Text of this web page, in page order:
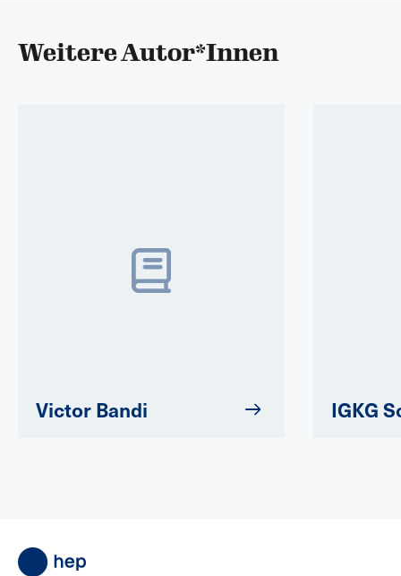
Weitere Autor*Innen
Victor Bandi IGKG